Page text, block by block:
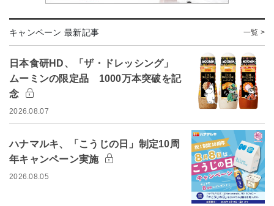
キャンペーン 最新記事 一覧 >
日本食研HD、「ザ・ドレッシング」
ムーミンの限定品 1000万本突破を記
念
2026.08.07
ハナマルキ、「こうじの日」制定10周
年キャンペーン実施
2026.08.05